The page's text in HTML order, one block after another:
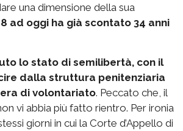
una dimensione della sua
ad oggi ha già scontato 34 anni
lo stato di semilibertà, con il
dalla struttura penitenziaria
di volontariato. Peccato che, il
vi abbia più fatto rientro. Per ironia
giorni in cui la Corte d’Appello di